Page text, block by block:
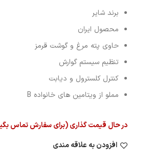
برند شایر
محصول ایران
حاوی پته مرغ و گوشت قرمز
تنظیم سیستم گوارش
کنترل کلسترول و دیابت
مملو از ویتامین های خانواده B
در حال قیمت گذاری (برای سفارش تماس
افزودن به علاقه مندی